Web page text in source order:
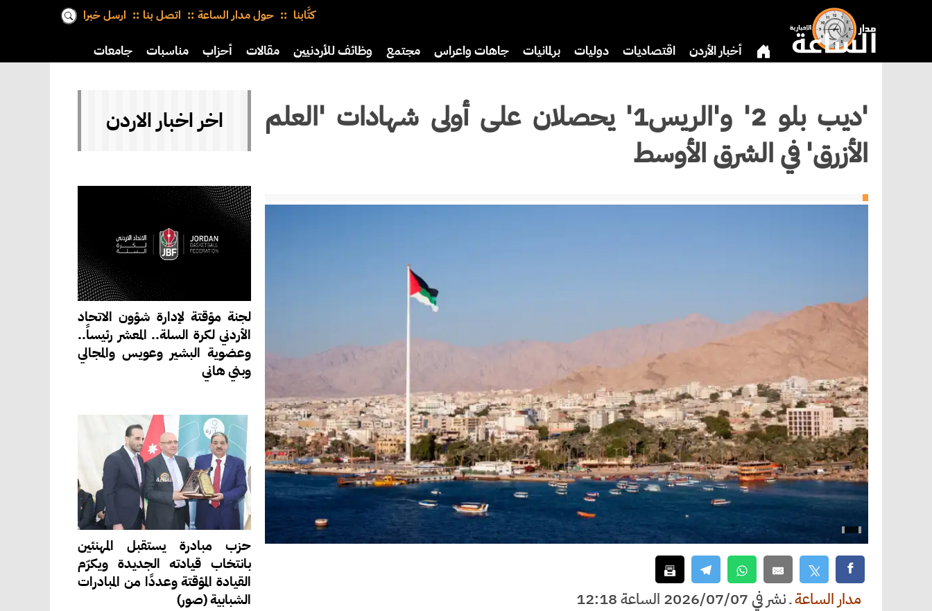
كتَّابنا حول مدار الساعة اتصل بنا ارسل خبرا
أخبار الأردن اقتصاديات دوليات برلمانيات جاهات واعراس مجتمع وظائف للأردنيين مقالات أحزاب مناسبات جامعات
'ديب بلو 2' و'الريس1' يحصلان على أولى شهادات 'العلم
الأزرق' في الشرق الأوسط
مدار الساعةـنشر في 2026/07/07 الساعة 12:18
اخر اخبار الاردن
لجنة مؤقتة لإدارة شؤون الاتحاد
الأردني لكرة السلة.. المعشر رئيساً..
وعضوية البشير وعويس والمجالي
وبني هاني
حزب مبادرة يستقبل المهنئين
بانتخاب قيادته الجديدة ويكرّم
القيادة المؤقتة وعددًا من المبادرات
الشبابية (صور)